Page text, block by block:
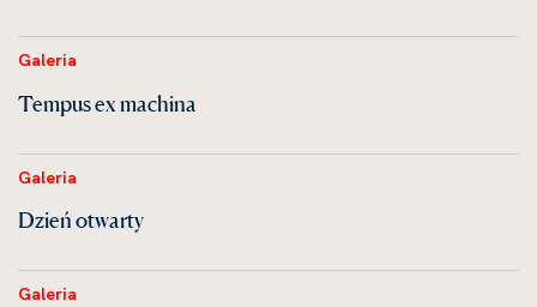
Galeria
Tempus ex machina
Galeria
Dzień otwarty
Galeria